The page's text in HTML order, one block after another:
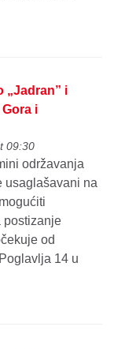
„Jadran” i
i
09:30
održavanja
usaglašavani na
postizanje
od
14 u